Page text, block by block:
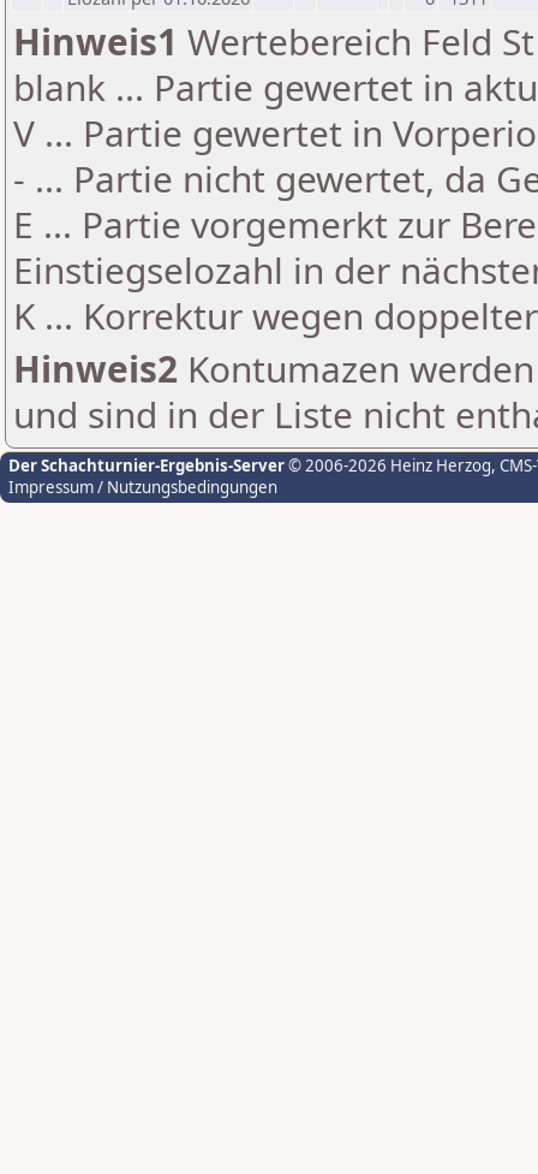
Hinweis1 Wertebereich Feld
blank ... Partie gewertet in
V ... Partie gewertet in
- ... Partie nicht gewertet, da
E ... Partie vorgemerkt zur
Einstiegselozahl in der
K ... Korrektur wegen
Hinweis2 Kontumazen
und sind in der Liste nicht
Der Schachturnier-Ergebnis-Server© 2006-2026 Heinz Herzog,
Impressum / Nutzungsbedingungen